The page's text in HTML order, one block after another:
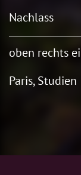
Nachlass
oben rechts
Paris, Studien